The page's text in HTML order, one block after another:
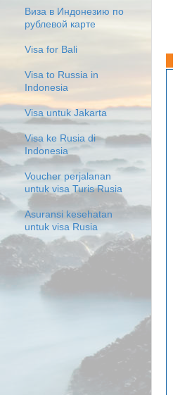
Виза в Индонезию по
рублевой карте
Visa for Bali
Visa to Russia in
Indonesia
Visa untuk Jakarta
Visa ke Rusia di
Indonesia
Voucher perjalanan
untuk visa Turis Rusia
Asuransi kesehatan
untuk visa Rusia